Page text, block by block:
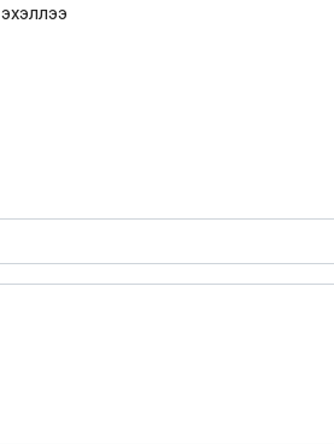
эхэллээ